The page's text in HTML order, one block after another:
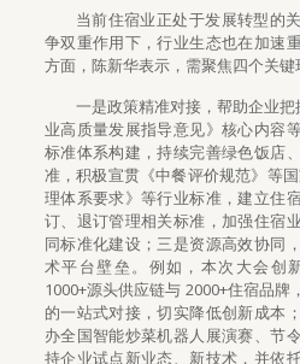
当前住宿业正处于发展转型的
争双重作用下，行业生态也在加速
方面，陈新华表示，需聚焦四个关键
一是政策精准对接，帮助企业
业高质量发展指导意见》核心内容
标准体系构建，持续完善绿色饭店
准，积极宣贯《中餐评价规范》等
理体系要求》等行业标准，建立住
订、退订管理相关标准，加强住宿
同标准化建设；三是资源高效协同
术平台壁垒。例如，本次大会创
1000+源头供应链与 2000+住宿品
的一站式对接，切实降低创新成本
办全国智能炒菜机器人展演赛、节
持企业试点新业态、新技术，并依